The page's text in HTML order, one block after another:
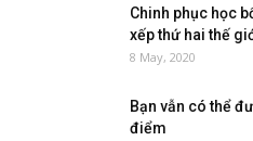
Chinh phục học
xếp thứ hai thế
8 May, 2020
Bạn vẫn có thể
điểm